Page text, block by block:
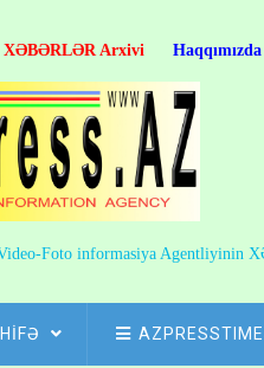
XƏBƏRLƏR Arxivi Haqqımızda
Foto informasiya Agentliyinin